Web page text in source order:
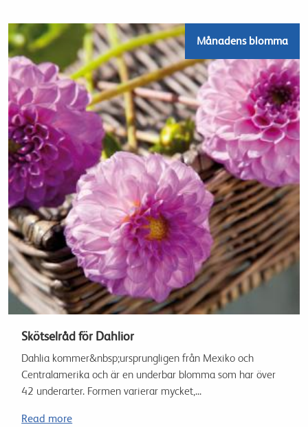
Månadens blomma
Skötselråd för Dahlior
Dahlia kommer&nbsp;ursprungligen från Mexiko och
Centralamerika och är en underbar blomma som har över
42 underarter. Formen varierar mycket,...
Read more